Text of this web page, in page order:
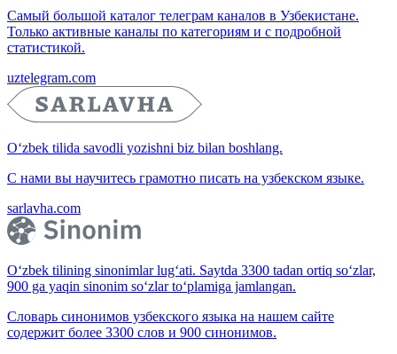
Самый большой каталог телеграм каналов в Узбекистане.
Только активные каналы по категориям и с подробной
статистикой.
uztelegram.com
O‘zbek tilida savodli yozishni biz bilan boshlang.
С нами вы научитесь грамотно писать на узбекском языке.
sarlavha.com
O‘zbek tilining sinonimlar lug‘ati. Saytda 3300 tadan ortiq so‘zlar,
900 ga yaqin sinonim so‘zlar to‘plamiga jamlangan.
Словарь синонимов узбекского языка на нашем сайте
содержит более 3300 слов и 900 синонимов.